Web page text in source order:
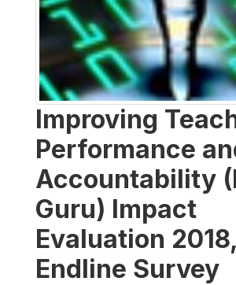
Improving
Performance
Accountability
Guru) Impact
Evaluation 2018,
Endline Survey